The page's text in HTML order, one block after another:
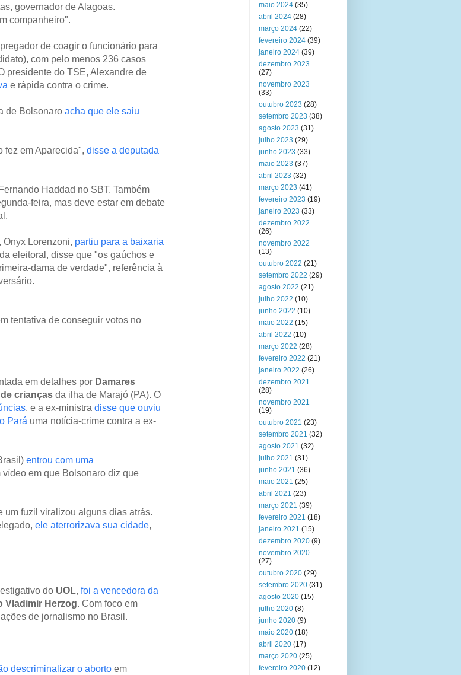
governador de Alagoas.
companheiro".
de coagir o funcionário para
com pelo menos 236 casos
presidente do TSE, Alexandre de
e rápida contra o crime.
de Bolsonaro acha que ele saiu
fez em Aparecida", disse a deputada
Haddad no SBT. Também
feira, mas deve estar em debate
Lorenzoni, partiu para a baixaria
eleitoral, disse que "os gaúchos e
dama de verdade", referência à
tentativa de conseguir votos no
em detalhes por Damares
crianças da ilha de Marajó (PA). O
, e a ex-ministra disse que ouviu
Pará uma notícia-crime contra a ex-
entrou com uma
em que Bolsonaro diz que
um fuzil viralizou alguns dias atrás.
ele aterrorizava sua cidade,
do UOL, foi a vencedora da
Vladimir Herzog. Com foco em
de jornalismo no Brasil.
descriminalizar o aborto em
maio 2024 (35)
abril 2024 (28)
março 2024 (22)
fevereiro 2024 (39)
janeiro 2024 (39)
dezembro 2023
(27)
novembro 2023
(33)
outubro 2023 (28)
setembro 2023 (38)
agosto 2023 (31)
julho 2023 (29)
junho 2023 (33)
maio 2023 (37)
abril 2023 (32)
março 2023 (41)
fevereiro 2023 (19)
janeiro 2023 (33)
dezembro 2022
(26)
novembro 2022
(13)
outubro 2022 (21)
setembro 2022 (29)
agosto 2022 (21)
julho 2022 (10)
junho 2022 (10)
maio 2022 (15)
abril 2022 (10)
março 2022 (28)
fevereiro 2022 (21)
janeiro 2022 (26)
dezembro 2021
(28)
novembro 2021
(19)
outubro 2021 (23)
setembro 2021 (32)
agosto 2021 (32)
julho 2021 (31)
junho 2021 (36)
maio 2021 (25)
abril 2021 (23)
março 2021 (39)
fevereiro 2021 (18)
janeiro 2021 (15)
dezembro 2020 (9)
novembro 2020
(27)
outubro 2020 (29)
setembro 2020 (31)
agosto 2020 (15)
julho 2020 (8)
junho 2020 (9)
maio 2020 (18)
abril 2020 (17)
março 2020 (25)
fevereiro 2020 (12)